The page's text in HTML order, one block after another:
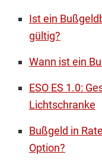
Ist ein
gültig?
Wann ist ein
ESO ES 1.0:
Lichtschranke
Bußgeld in
Option?